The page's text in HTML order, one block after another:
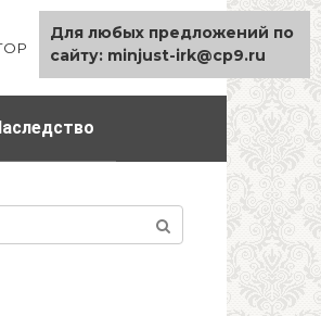
КАРТА САЙТА
Для любых предложений по
сайту: minjust-irk@cp9.ru